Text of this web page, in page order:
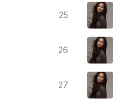
25
26
27